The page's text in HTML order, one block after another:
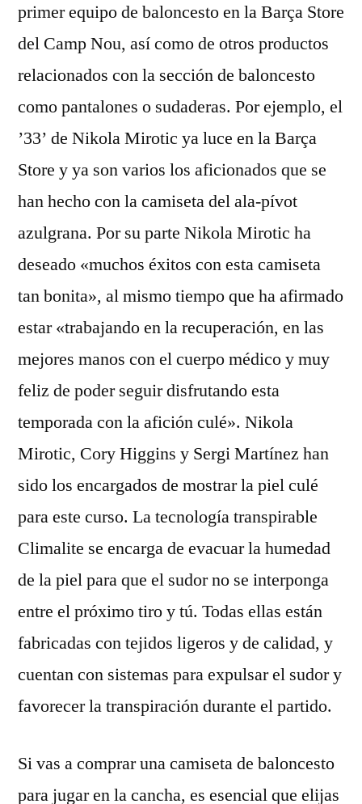
primer equipo de baloncesto en la Barça Store
del Camp Nou, así como de otros productos
relacionados con la sección de baloncesto
como pantalones o sudaderas. Por ejemplo, el
’33’ de Nikola Mirotic ya luce en la Barça
Store y ya son varios los aficionados que se
han hecho con la camiseta del ala-pívot
azulgrana. Por su parte Nikola Mirotic ha
deseado «muchos éxitos con esta camiseta
tan bonita», al mismo tiempo que ha afirmado
estar «trabajando en la recuperación, en las
mejores manos con el cuerpo médico y muy
feliz de poder seguir disfrutando esta
temporada con la afición culé». Nikola
Mirotic, Cory Higgins y Sergi Martínez han
sido los encargados de mostrar la piel culé
para este curso. La tecnología transpirable
Climalite se encarga de evacuar la humedad
de la piel para que el sudor no se interponga
entre el próximo tiro y tú. Todas ellas están
fabricadas con tejidos ligeros y de calidad, y
cuentan con sistemas para expulsar el sudor y
favorecer la transpiración durante el partido.
Si vas a comprar una camiseta de baloncesto
para jugar en la cancha, es esencial que elijas